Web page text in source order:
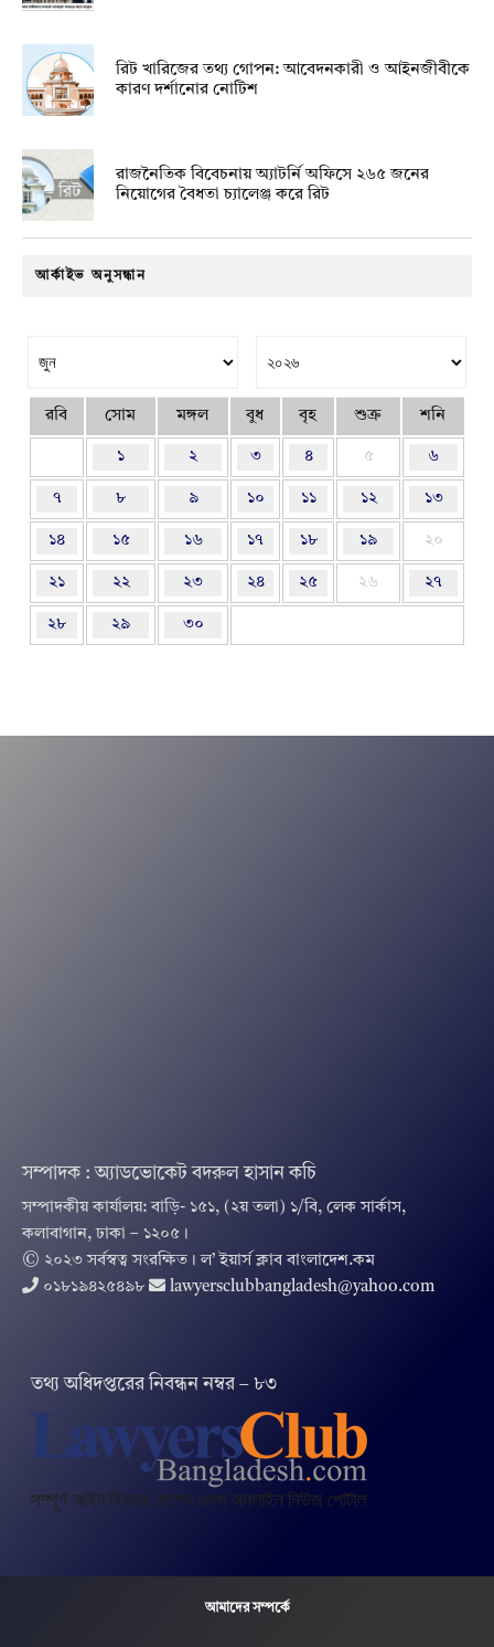
রিট খারিজের তথ্য গোপন: আবেদনকারী ও আইনজীবীকে
কারণ দর্শানোর নোটিশ
রাজনৈতিক বিবেচনায় অ‍্যাটর্নি অফিসে ২৬৫ জনের
নিয়োগের বৈধতা চ্যালেঞ্জ করে রিট
আর্কাইভ অনুসন্ধান
রবি সোম মঙ্গল বুধ বৃহ শুক্র শনি
১ ২ ৩ ৪ ৫ ৬
৭ ৮ ৯ ১০ ১১ ১২ ১৩
১৪ ১৫ ১৬ ১৭ ১৮ ১৯ ২০
২১ ২২ ২৩ ২৪ ২৫ ২৬ ২৭
২৮ ২৯ ৩০
সম্পাদক : অ্যাডভোকেট বদরুল হাসান কচি
সম্পাদকীয় কার্যালয়: বাড়ি- ১৫১, (২য় তলা) ১/বি, লেক সার্কাস,
কলাবাগান, ঢাকা – ১২০৫।
© ২০২৩ সর্বস্বত্ব সংরক্ষিত । ল’ ইয়ার্স ক্লাব বাংলাদেশ.কম
০১৮১৯৪২৫৪৯৮
lawyersclubbangladesh@yahoo.com
তথ‌্য অ‌ধিদপ্ত‌রের নিবন্ধন নম্বর – ৮৩
আমাদের সম্পর্কে